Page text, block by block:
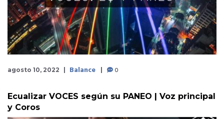
agosto 10, 2022 Balance 0
Ecualizar VOCES según su PANEO | Voz principal
y Coros